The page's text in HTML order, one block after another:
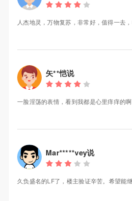
人杰地灵，万物复苏，非常好，值得一去
矢**恺说
一脸淫荡的表情，看到我都是心里痒痒的
Mar*****vey说
久负盛名的LF了，楼主验证辛苦。希望能